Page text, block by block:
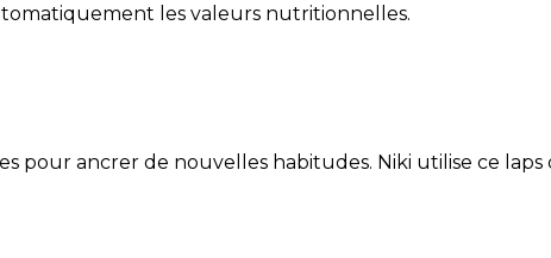
les valeurs nutritionnelles.
pour ancrer de nouvelles habitudes. Niki utilise ce